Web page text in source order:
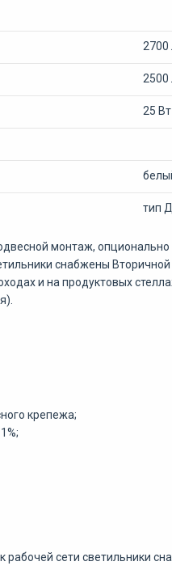
2700
2500
25 Вт
тип Д
монтаж,
снабжены
и на продуктовых
крепежа;
сети светильники